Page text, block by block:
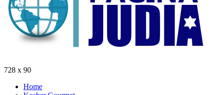
728 x 90
Home